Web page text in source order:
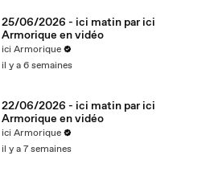
25/06/2026 - ici matin par ici
Armorique en vidéo
ici Armorique
il y a 6 semaines
22/06/2026 - ici matin par ici
Armorique en vidéo
ici Armorique
il y a 7 semaines